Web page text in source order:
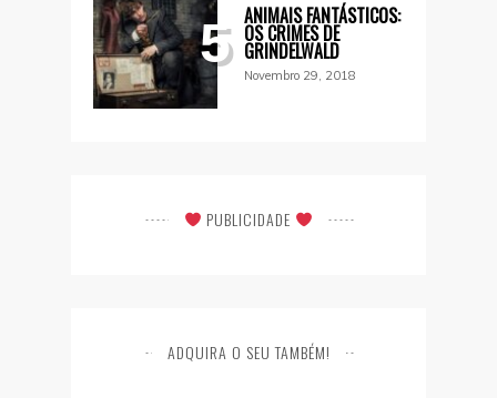
5 ANIMAIS FANTÁSTICOS:
OS CRIMES DE
GRINDELWALD
Novembro 29, 2018
PUBLICIDADE
ADQUIRA O SEU TAMBÉM!